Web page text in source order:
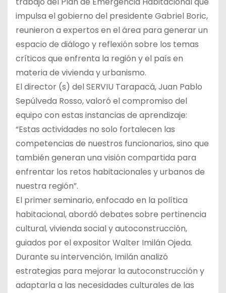
impulsa el gobierno del presidente Gabriel Boric,
reunieron a expertos en el área para generar un
espacio de diálogo y reflexión sobre los temas
críticos que enfrenta la región y el país en
materia de vivienda y urbanismo.
El director (s) del SERVIU Tarapacá, Juan Pablo
Sepúlveda Rosso, valoró el compromiso del
equipo con estas instancias de aprendizaje:
“Estas actividades no solo fortalecen las
competencias de nuestros funcionarios, sino que
también generan una visión compartida para
enfrentar los retos habitacionales y urbanos de
nuestra región”.
El primer seminario, enfocado en la política
habitacional, abordó debates sobre pertinencia
cultural, vivienda social y autoconstrucción,
guiados por el expositor Walter Imilán Ojeda.
Durante su intervención, Imilán analizó
estrategias para mejorar la autoconstrucción y
adaptarla a las necesidades culturales de las